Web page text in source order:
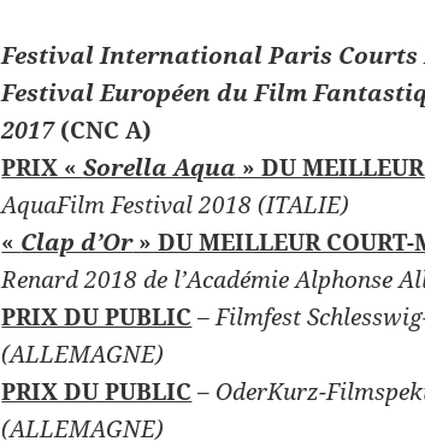
Festival International Paris Courts
Festival Européen du Film
2017(CNC A)
PRIX «Sorella Aqua » DU
AquaFilm Festival 2018 (ITALIE)
« Clap d’Or» DU MEILLEUR COURT-
Renard 2018 de l’Académie Alphonse
PRIX DU PUBLIC – Filmfest
(ALLEMAGNE)
PRIX DU PUBLIC – OderKurz-
(ALLEMAGNE)